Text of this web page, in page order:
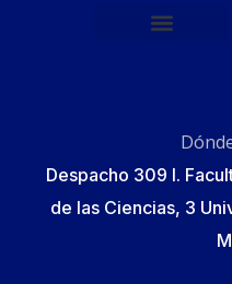
Despacho 309 I.
de las Ciencias, 3